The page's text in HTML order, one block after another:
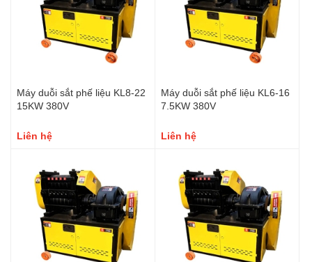
Máy duỗi sắt phế liệu KL8-22
15KW 380V
Liên hệ
Máy duỗi sắt phế liệu KL6-16
7.5KW 380V
Liên hệ